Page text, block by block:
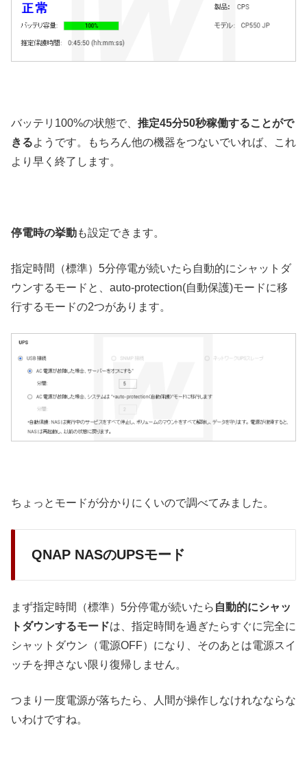
バッテリ100%の状態で、 推定45分50秒稼働することがで
きるようです。もちろん他の機器をつないでいれば、これ
より早く終了します。
停電時の挙動も設定できます。
指定時間（標準）5分停電が続いたら自動的にシャットダ
ウンするモードと、auto-protection(自動保護)モードに移
行するモードの2つがあります。
ちょっとモードが分かりにくいので調べてみました。
QNAP NASのUPSモード
まず指定時間（標準）5分停電が続いたら 自動的にシャッ
トダウンするモードは、指定時間を過ぎたらすぐに完全に
シャットダウン（電源OFF）になり、そのあとは電源スイ
ッチを押さない限り復帰しません。
つまり一度電源が落ちたら、人間が操作しなけれなならな
いわけですね。